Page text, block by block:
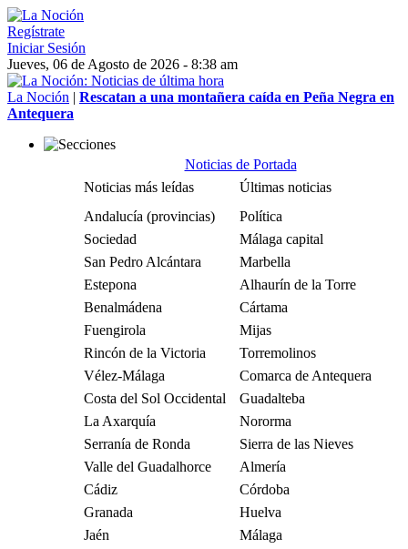
Regístrate
Iniciar Sesión
Jueves, 06 de Agosto de 2026 - 8:38 am
La Noción | Rescatan a una montañera caída en Peña Negra en
Antequera
Noticias de Portada
Noticias más leídas
Últimas noticias
Andalucía (provincias)
Política
Sociedad
Málaga capital
San Pedro Alcántara
Marbella
Estepona
Alhaurín de la Torre
Benalmádena
Cártama
Fuengirola
Mijas
Rincón de la Victoria
Torremolinos
Vélez-Málaga
Comarca de Antequera
Costa del Sol Occidental
Guadalteba
La Axarquía
Nororma
Serranía de Ronda
Sierra de las Nieves
Valle del Guadalhorce
Almería
Cádiz
Córdoba
Granada
Huelva
Jaén
Málaga